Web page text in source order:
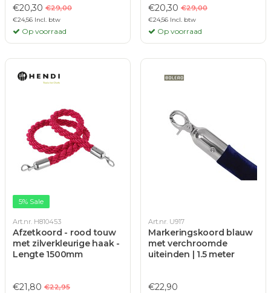
€20,30 €29,00
€24,56 Incl. btw
Op voorraad
€20,30 €29,00
€24,56 Incl. btw
Op voorraad
5% Sale
Art.nr. H810453
Afzetkoord - rood touw
met zilverkleurige haak -
Lengte 1500mm
€21,80 €22,95
Art.nr. U917
Markeringskoord blauw
met verchroomde
uiteinden | 1.5 meter
€22,90